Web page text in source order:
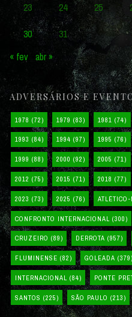
23
24 25
30
31
« fev abr »
ADVERSÁRIOS E
1978 (72) 1979 (83) 1981 (74)
1993 (84) 1994 (97) 1995 (76)
1999 (88) 2000 (92) 2005 (71)
2012 (75) 2015 (71) 2018 (77)
2023 (73) 2025 (76) ATLÉTICO-
CONFRONTO INTERNACIONAL (300)
CRUZEIRO (89) DERROTA (957)
FLUMINENSE (82) GOLEADA (379)
INTERNACIONAL (84) PONTE
SANTOS (225) SÃO PAULO (213)